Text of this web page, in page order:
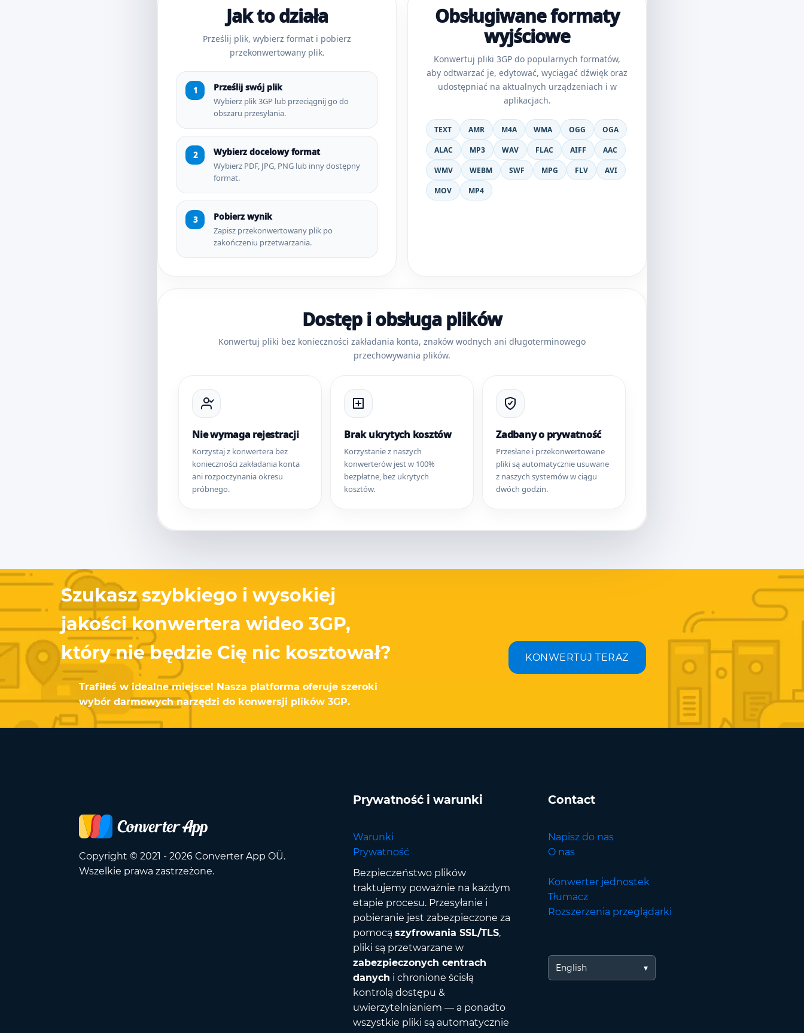
Jak to działa
Prześlij plik, wybierz format i pobierz
przekonwertowany plik.
Prześlij swój plik
Wybierz plik 3GP lub przeciągnij go do
obszaru przesyłania.
Wybierz docelowy format
Wybierz PDF, JPG, PNG lub inny dostępny
format.
Pobierz wynik
Zapisz przekonwertowany plik po
zakończeniu przetwarzania.
Obsługiwane formaty
wyjściowe
Konwertuj pliki 3GP do popularnych formatów,
aby odtwarzać je, edytować, wyciągać dźwięk oraz
udostępniać na aktualnych urządzeniach i w
aplikacjach.
TEXT AMR M4A WMA OGG
OGA
ALAC
MP3 WAV FLAC AIFF
AAC
WMV
WEBM SWF MPG FLV
AVI
MOV
MP4
Dostęp i obsługa plików
Konwertuj pliki bez konieczności zakładania konta, znaków wodnych ani długoterminowego
przechowywania plików.
Nie wymaga rejestracji
Korzystaj z konwertera bez
konieczności zakładania konta
ani rozpoczynania okresu
próbnego.
Brak ukrytych kosztów
Korzystanie z naszych
konwerterów jest w 100%
bezpłatne, bez ukrytych
kosztów.
Zadbany o prywatność
Przesłane i przekonwertowane
pliki są automatycznie usuwane
z naszych systemów w ciągu
dwóch godzin.
Szukasz szybkiego i wysokiej
jakości konwertera wideo 3GP,
który nie będzie Cię nic kosztował?
Trafiłeś w idealne miejsce! Nasza platforma oferuje szeroki
wybór darmowych narzędzi do konwersji plików 3GP.
KONWERTUJ TERAZ
Copyright © 2021 - 2026 Converter App OÜ.
Wszelkie prawa zastrzeżone.
Prywatność i warunki
Warunki
Prywatność
Bezpieczeństwo plików
traktujemy poważnie na każdym
etapie procesu. Przesyłanie i
pobieranie jest zabezpieczone za
pomocą szyfrowania SSL/TLS,
pliki są przetwarzane w
zabezpieczonych centrach
danych i chronione ścisłą
kontrolą dostępu &
uwierzytelnianiem — a ponadto
wszystkie pliki są automatycznie
Contact
Napisz do nas
O nas
Konwerter jednostek
Tłumacz
Rozszerzenia przeglądarki
English